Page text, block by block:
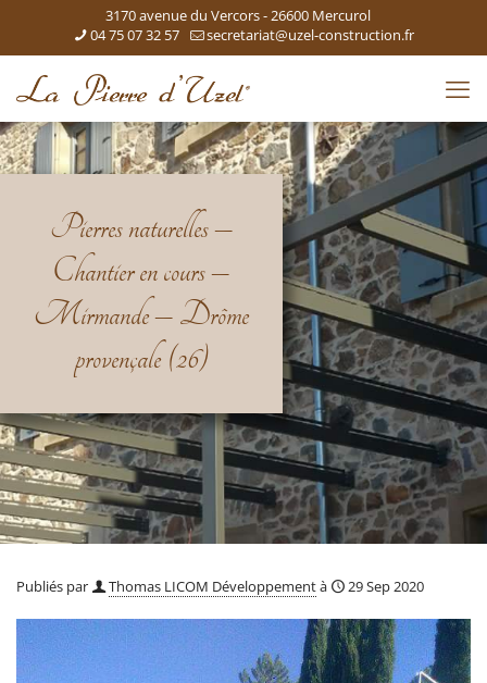
3170 avenue du Vercors - 26600 Mercurol
04 75 07 32 57
secretariat@uzel-construction.fr
Pierres naturelles –
Chantier en cours –
Mirmande – Drôme
provençale (26)
Publiés par Thomas LICOM Développementà 29 Sep 2020